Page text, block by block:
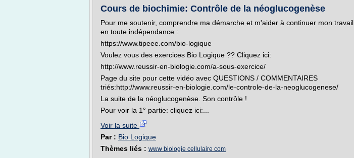
Cours de biochimie: Contrôle de la néoglucogenèse
Pour me soutenir, comprendre ma démarche et m'aider à continuer mon travail
en toute indépendance :
https://www.tipeee.com/bio-logique
Voulez vous des exercices Bio Logique ?? Cliquez ici:
http://www.reussir-en-biologie.com/a-sous-exercice/
Page du site pour cette vidéo avec QUESTIONS / COMMENTAIRES
triés:http://www.reussir-en-biologie.com/le-controle-de-la-neoglucogenese/
La suite de la néoglucogenèse. Son contrôle !
Pour voir la 1° partie: cliquez ici:...
Voir la suite
Par : Bio Logique
Thèmes liés : www biologie cellulaire com